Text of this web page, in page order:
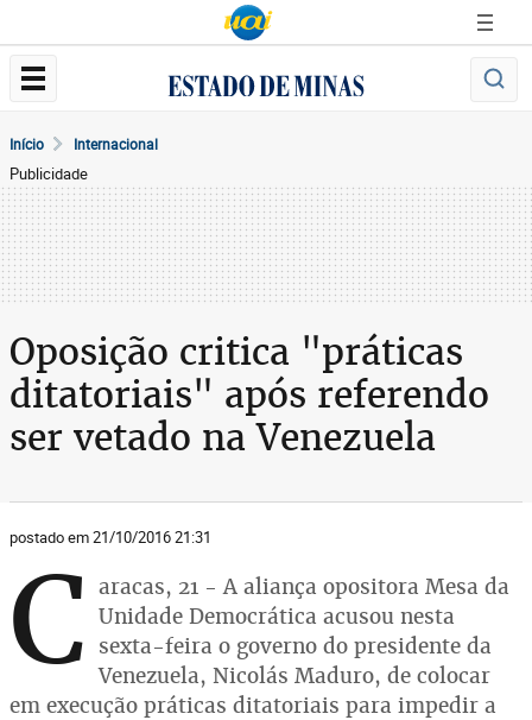
Início Internacional
Publicidade
Oposição critica "práticas
ditatoriais" após referendo
ser vetado na Venezuela
postado em 21/10/2016 21:31
C aracas, 21 - A aliança opositora Mesa da
Unidade Democrática acusou nesta
sexta-feira o governo do presidente da
Venezuela, Nicolás Maduro, de colocar
em execução práticas ditatoriais para impedir a